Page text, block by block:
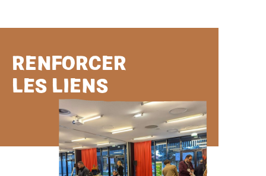
RENFORCER
LES LIENS